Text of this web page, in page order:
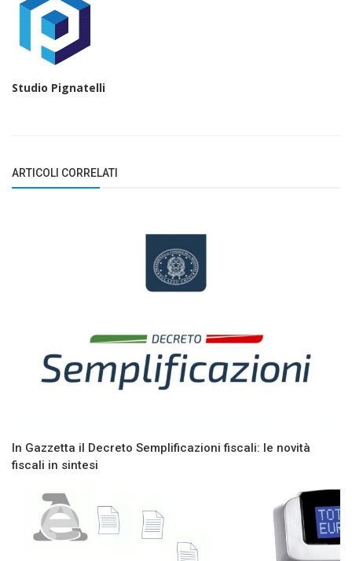
Studio Pignatelli
ARTICOLI CORRELATI
In Gazzetta il Decreto Semplificazioni fiscali: le novità
fiscali in sintesi